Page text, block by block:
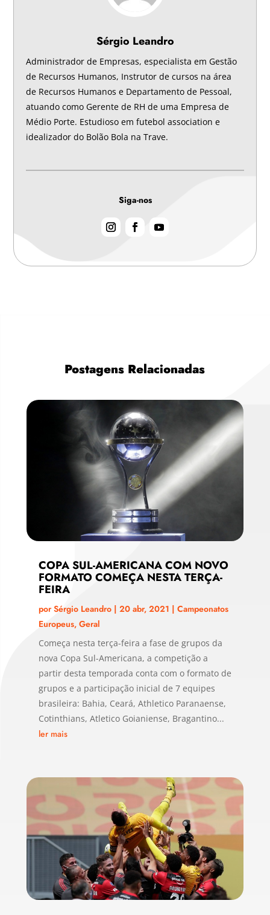
Sérgio Leandro
Administrador de Empresas, especialista em Gestão
de Recursos Humanos, Instrutor de cursos na área
de Recursos Humanos e Departamento de Pessoal,
atuando como Gerente de RH de uma Empresa de
Médio Porte. Estudioso em futebol association e
idealizador do Bolão Bola na Trave.
Siga-nos
Postagens Relacionadas
COPA SUL-AMERICANA COM NOVO
FORMATO COMEÇA NESTA TERÇA-
FEIRA
porSérgio Leandro| 20 abr, 2021 | Campeonatos
Europeus, Geral
Começa nesta terça-feira a fase de grupos da
nova Copa Sul-Americana, a competição a
partir desta temporada conta com o formato de
grupos e a participação inicial de 7 equipes
brasileira: Bahia, Ceará, Athletico Paranaense,
Cotinthians, Atletico Goianiense, Bragantino...
ler mais